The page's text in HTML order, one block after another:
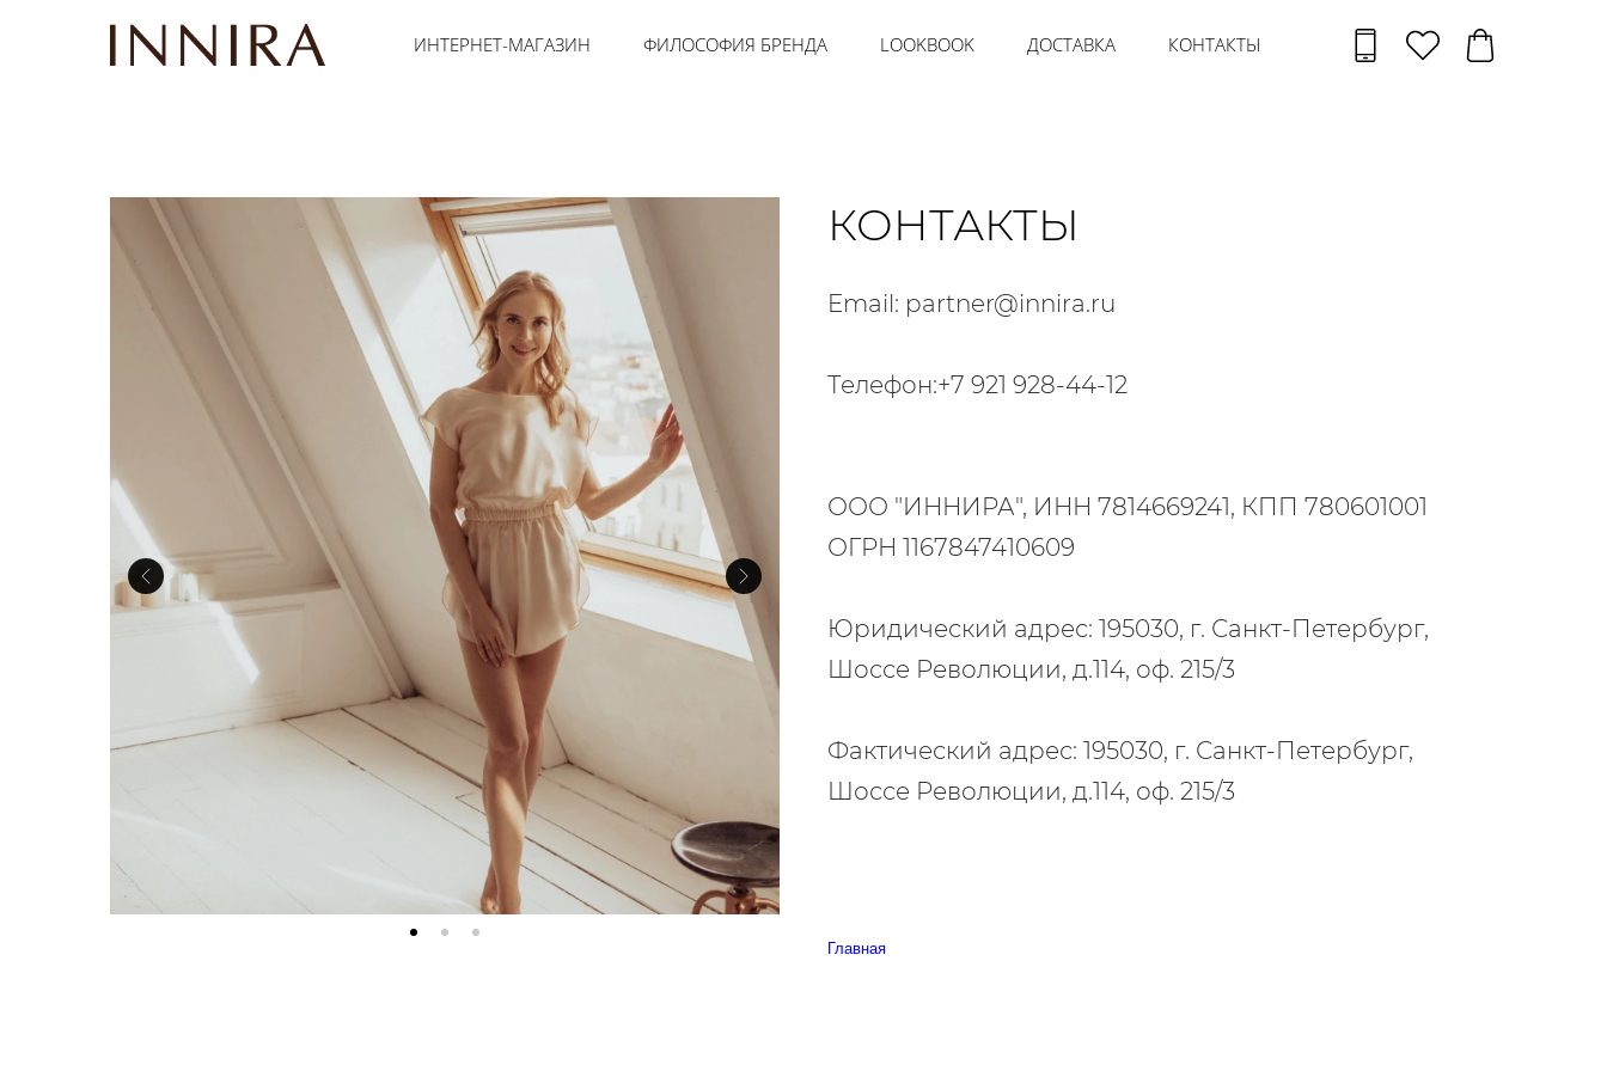
ИНТЕРНЕТ-МАГАЗИН ФИЛОСОФИЯ БРЕНДА LOOKBOOK ДОСТАВКА КОНТАКТЫ
КОНТАКТЫ
Email: partner@innira.ru
Телефон:+7 921 928-44-12
ООО "ИННИРА", ИНН 7814669241, КПП 780601001
ОГРН 1167847410609
Юридический адрес: 195030, г. Санкт-Петербург,
Шоссе Революции, д.114, оф. 215/3
Фактический адрес: 195030, г. Санкт-Петербург,
Шоссе Революции, д.114, оф. 215/3
Главная